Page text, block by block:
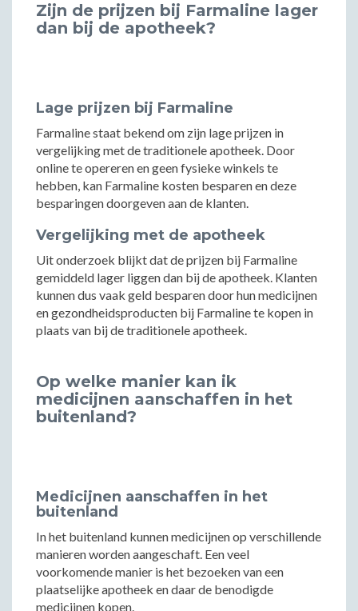
Zijn de prijzen bij Farmaline lager
dan bij de apotheek?
Lage prijzen bij Farmaline
Farmaline staat bekend om zijn lage prijzen in
vergelijking met de traditionele apotheek. Door
online te opereren en geen fysieke winkels te
hebben, kan Farmaline kosten besparen en deze
besparingen doorgeven aan de klanten.
Vergelijking met de apotheek
Uit onderzoek blijkt dat de prijzen bij Farmaline
gemiddeld lager liggen dan bij de apotheek. Klanten
kunnen dus vaak geld besparen door hun medicijnen
en gezondheidsproducten bij Farmaline te kopen in
plaats van bij de traditionele apotheek.
Op welke manier kan ik
medicijnen aanschaffen in het
buitenland?
Medicijnen aanschaffen in het
buitenland
In het buitenland kunnen medicijnen op verschillende
manieren worden aangeschaft. Een veel
voorkomende manier is het bezoeken van een
plaatselijke apotheek en daar de benodigde
medicijnen kopen.